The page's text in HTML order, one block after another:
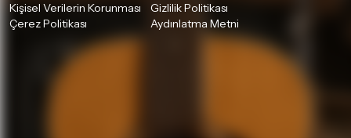
Kişisel Verilerin Korunması
Gizlilik Politikası
Çerez Politikası
Aydınlatma Metni